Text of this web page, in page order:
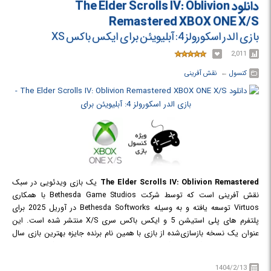
تامریل را از حمله دِیدریک نجات دهند. همچنین، بازی شامل تمام محتوای اضافی
است.
دانلود The Elder Scrolls IV: Oblivion
Remastered XBOX ONE X/S
بازی الدر اسکورولز 4: آبلیویئن برای ایکس باکس XS
2,011
کنسول ← ‏ نقش آفرینی
The Elder Scrolls IV: Oblivion Remastered یک بازی ویدئویی در سبک
نقش آفرینی است که توسط شرکت Bethesda Game Studios با همکاری
Virtuos توسعه یافته و به وسیله Bethesda Softworks در آوریل 2025 برای
پلتفرم های پلی استیشن 5 و ایکس باکس سری X/S منتشر شده است. این
عنوان یک نسخه بازسازی‌شده از بازی با همین نام برنده جایزه بهترین بازی سال
1404/2/13